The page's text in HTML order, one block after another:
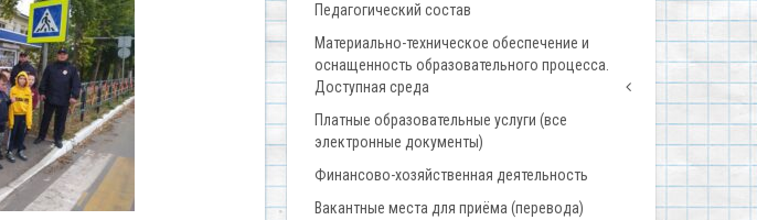
Педагогический состав
Материально-техническое обеспечение и
оснащенность образовательного процесса.
Доступная среда
Платные образовательные услуги (все
электронные документы)
Финансово-хозяйственная деятельность
Вакантные места для приёма (перевода)